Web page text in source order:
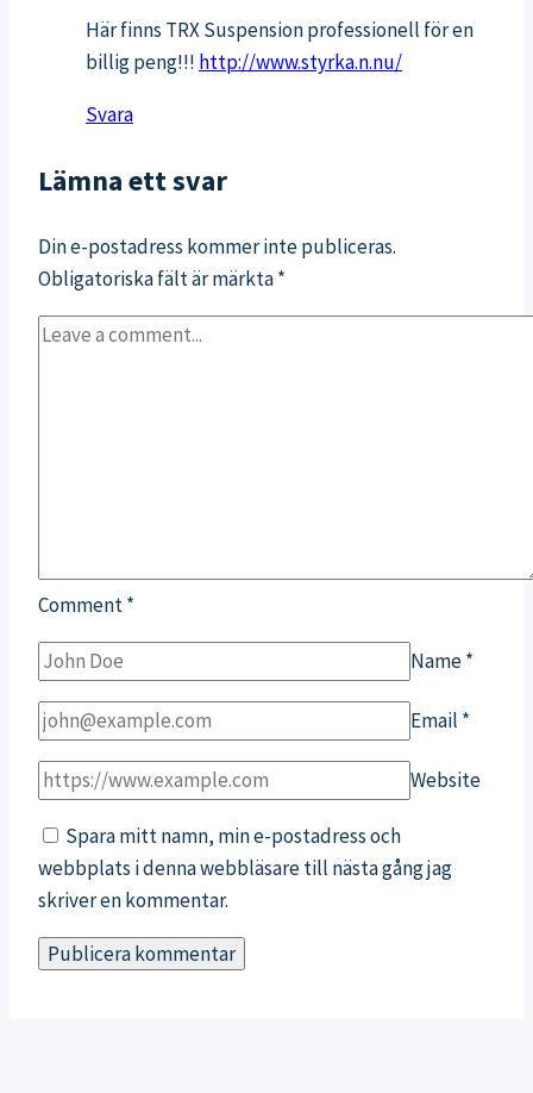
Här finns TRX Suspension professionell för en
billig peng!!! http://www.styrka.n.nu/
Svara
Lämna ett svar
Din e-postadress kommer inte publiceras.
Obligatoriska fält är märkta*
Comment*
Name*
Email *
Website
Spara mitt namn, min e-postadress och
webbplats i denna webbläsare till nästa gång jag
skriver en kommentar.